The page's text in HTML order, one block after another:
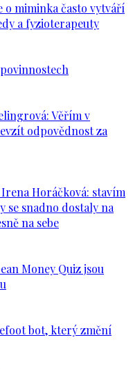
o miminka často vytváří
a fyzioterapeuty
Věřím v
odpovědnost za
Horáčková: stavím
se snadno dostaly na
na sebe
Money Quiz jsou
bot, který změní